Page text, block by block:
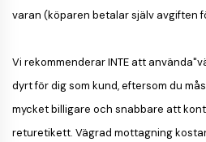
varan (köparen betalar själv avgiften
Vi rekommenderarINTE att använda
dyrt för dig som kund, eftersom du
mycket billigare och snabbare att
returetikett. Vägrad mottagning